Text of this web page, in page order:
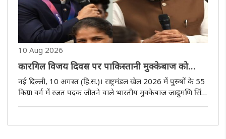
10 Aug 2026
कारगिल विजय दिवस पर पाकिस्तानी मुक्केबाज को
हराना जादुमणि के लिए बना खास पल
नई दिल्ली, 10 अगस्त (हि.स.)। राष्ट्रमंडल खेल 2026 में पुरुषों के 55
किग्रा वर्ग में रजत पदक जीतने वाले भारतीय मुक्केबाज जादुमणि सिंह
ने प्रधानमंत्री नरेंद्र मोदी के साथ बातचीत के दौरान कारगिल विजय